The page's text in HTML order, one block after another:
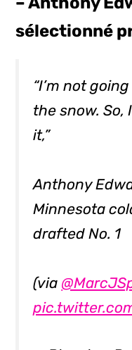
sélectionné
“I’m not
the snow. So,
it,”
Anthony
Minnesota
drafted No. 1
(via